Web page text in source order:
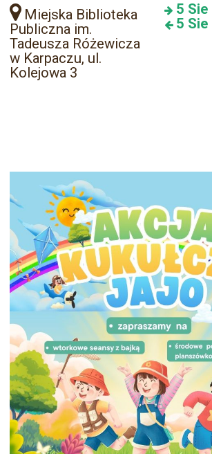
Miejska Biblioteka
Publiczna im.
Tadeusza Różewicza
w Karpaczu, ul.
Kolejowa 3
5 Sie
5 Sie